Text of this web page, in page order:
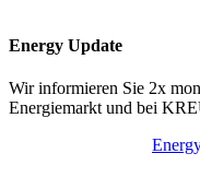
Energy Update
Wir informieren Sie 2x
Energiemarkt und bei